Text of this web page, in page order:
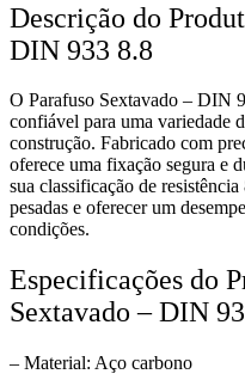
Descrição do
DIN 933 8.8
O Parafuso Sextavado – DIN
confiável para uma variedade
construção. Fabricado com
oferece uma fixação segura e
sua classificação de
pesadas e oferecer um
condições.
Especificações do
Sextavado – DIN
– Material: Aço carbono